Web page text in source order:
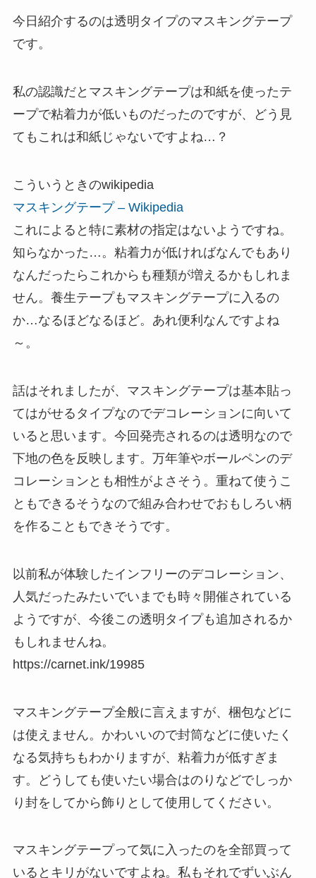
今日紹介するのは透明タイプのマスキングテープ
です。
私の認識だとマスキングテープは和紙を使ったテ
ープで粘着力が低いものだったのですが、どう見
てもこれは和紙じゃないですよね…？
こういうときのwikipedia
マスキングテープ – Wikipedia
これによると特に素材の指定はないようですね。
知らなかった…。粘着力が低ければなんでもあり
なんだったらこれからも種類が増えるかもしれま
せん。養生テープもマスキングテープに入るの
か…なるほどなるほど。あれ便利なんですよね
～。
話はそれましたが、マスキングテープは基本貼っ
てはがせるタイプなのでデコレーションに向いて
いると思います。今回発売されるのは透明なので
下地の色を反映します。万年筆やボールペンのデ
コレーションとも相性がよさそう。重ねて使うこ
ともできるそうなので組み合わせでおもしろい柄
を作ることもできそうです。
以前私が体験したインフリーのデコレーション、
人気だったみたいでいまでも時々開催されている
ようですが、今後この透明タイプも追加されるか
もしれませんね。
https://carnet.ink/19985
マスキングテープ全般に言えますが、梱包などに
は使えません。かわいいので封筒などに使いたく
なる気持ちもわかりますが、粘着力が低すぎま
す。どうしても使いたい場合はのりなどでしっか
り封をしてから飾りとして使用してください。
マスキングテープって気に入ったのを全部買って
いるとキリがないですよね。私もそれでずいぶん